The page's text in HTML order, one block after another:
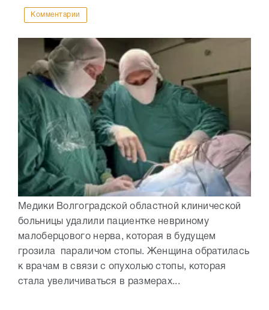
Комментарии
Медики Волгоградской областной клинической
больницы удалили пациентке невриному
малоберцового нерва, которая в будущем
грозила параличом стопы. Женщина обратилась
к врачам в связи с опухолью стопы, которая
стала увеличиваться в размерах...